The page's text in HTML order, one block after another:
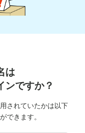
は
ンですか？
されていたかは以下
できます。